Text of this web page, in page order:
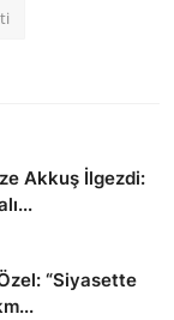
Akkuş İlgezdi:
“Siyasette